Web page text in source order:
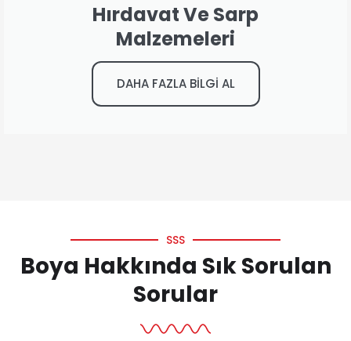
Hırdavat Ve Sarp
Malzemeleri
DAHA FAZLA BİLGİ AL
SSS
Boya Hakkında Sık Sorulan
Sorular